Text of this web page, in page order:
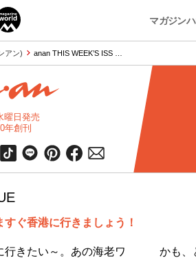
マガジン
アン) anan THIS WEEK’S ISS …
曜日発売
年創刊
ぐ香港に行きましょう！
行きたい～。あの海老ワ
かも、